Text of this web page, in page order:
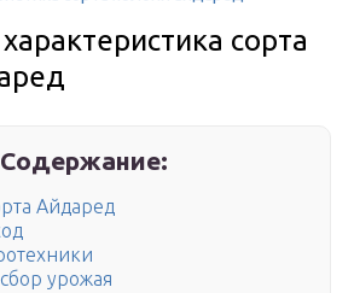
сорта
Содержание:
Айдаред
урожая